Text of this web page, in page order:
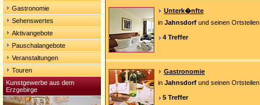
Gastronomie
Sehenswertes
Aktivangebote
Pauschalangebote
Veranstaltungen
Touren
Kunstgewerbe aus dem
Erzgebirge
Unterk�nfte
in Jahnsdorf und seinen Ortsteilen
4 Treffer
Gastronomie
in Jahnsdorf und seinen Ortsteilen
5 Treffer